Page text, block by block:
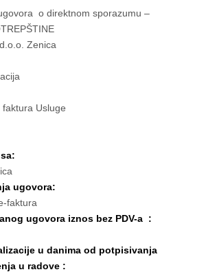
o direktnom sporazumu –
Zenica
Usluge
ugovora:
faktura
ugovora iznos bez PDV-a :
u danima od potpisivanja
u radove :